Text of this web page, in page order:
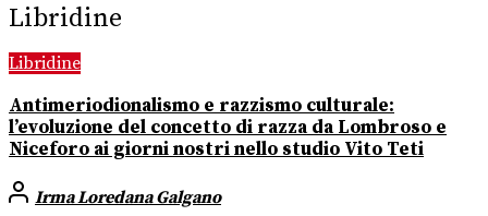
Libridine
Libridine
Antimeriodionalismo e razzismo culturale:
l’evoluzione del concetto di razza da Lombroso e
Niceforo ai giorni nostri nello studio Vito Teti
Irma Loredana Galgano